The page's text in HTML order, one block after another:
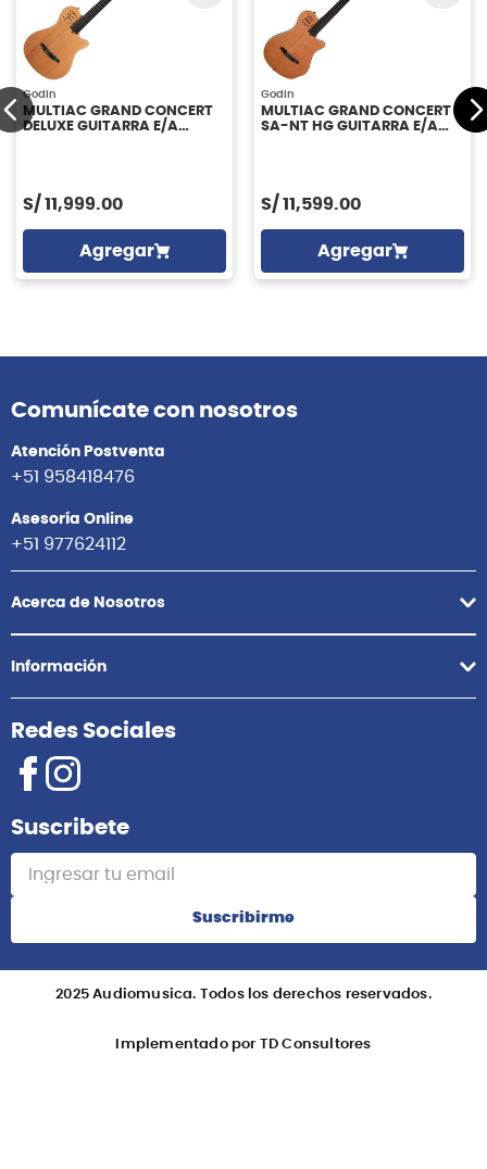
Godin
MULTIAC GRAND CONCERT
DELUXE GUITARRA E/A
S/ 11,999.00
Agregar
Godin
MULTIAC GRAND CONCERT
SA-NT HG GUITARRA E/A
S/ 11,599.00
Agregar
Comunícate con nosotros
Atención Postventa
+51 958418476
Asesoría Online
+51 977624112
Acerca de Nosotros
Información
Redes Sociales
Suscribete
Suscribirme
2025 Audiomusica. Todos los derechos reservados.
Implementado por TD Consultores